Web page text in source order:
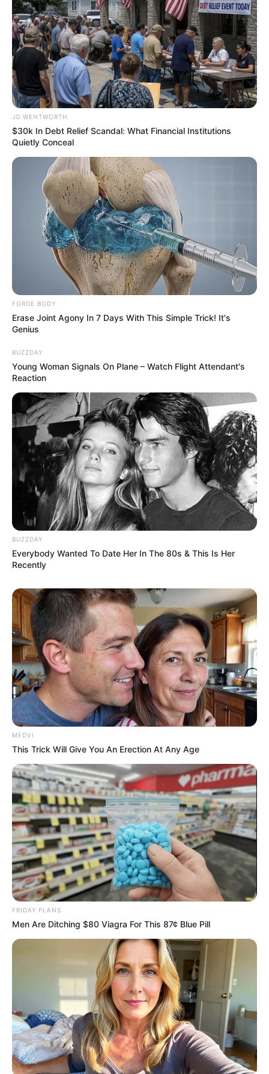
Mysterious Roman Statue Unearthed In Toledo
BRAINBERRIES
World
BRAINBERRIES
Too Hot For TV? These Scenes Slipped Through
Anyway
BRAINBERRIES
2025’s Most Impactful Celebrity Farewells
BRAINBERRIES
17 Astonishingly Beautiful Cave Churches
BRAINBERRIES
Why this ordinary drink is the secret to feeling
your best every day
JG WENTWORTH
$30k In Debt Relief Scandal: What Financial Institutions
Quietly Conceal
FORGE BODY
Erase Joint Agony In 7 Days With This Simple Trick! It's
Genius
BUZZDAY
Young Woman Signals On Plane – Watch Flight Attendant's
Reaction
BUZZDAY
Everybody Wanted To Date Her In The 80s & This Is Her
Recently
MEDVI
This Trick Will Give You An Erection At Any Age
FRIDAY PLANS
Men Are Ditching $80 Viagra For This 87¢ Blue Pill